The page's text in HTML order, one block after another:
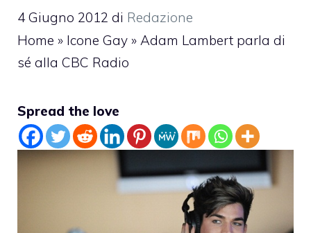
4 Giugno 2012 di Redazione
Home » Icone Gay » Adam Lambert parla di
sé alla CBC Radio
Spread the love